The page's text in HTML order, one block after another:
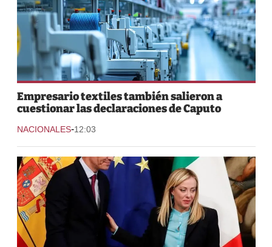
Empresario textiles también salieron a
cuestionar las declaraciones de Caputo
NACIONALES-12:03